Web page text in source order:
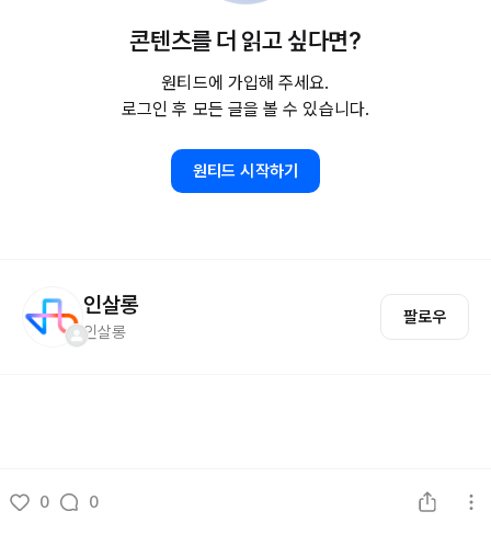
콘텐츠를 더 읽고 싶다면?
원티드에 가입해 주세요.
로그인 후 모든 글을 볼 수 있습니다.
원티드 시작하기
인살롱
인살롱
팔로우
0 0